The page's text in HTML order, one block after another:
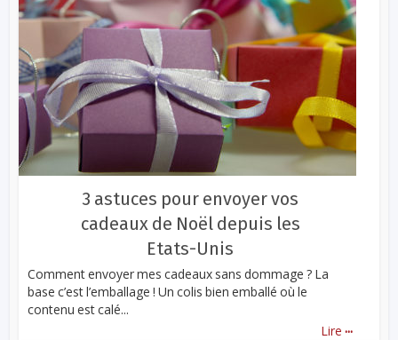
3 astuces pour envoyer vos
cadeaux de Noël depuis les
Etats-Unis
Comment envoyer mes cadeaux sans dommage ? La
base c’est l’emballage ! Un colis bien emballé où le
contenu est calé...
Lire ...